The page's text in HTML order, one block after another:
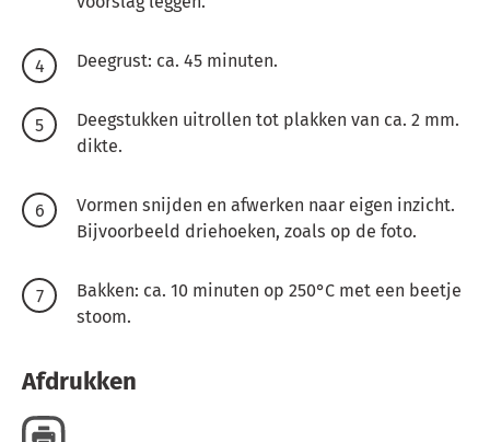
Deegrust: ca. 45 minuten.
Deegstukken uitrollen tot plakken van ca. 2 mm.
dikte.
Vormen snijden en afwerken naar eigen inzicht.
Bijvoorbeeld driehoeken, zoals op de foto.
Bakken: ca. 10 minuten op 250°C met een beetje
stoom.
Afdrukken